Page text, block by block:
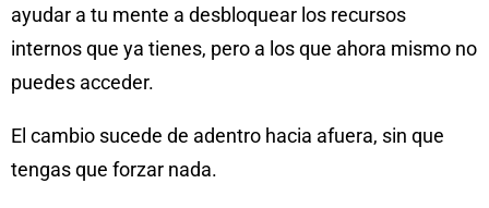
ayudar a tu mente a desbloquear los recursos
internos que ya tienes, pero a los que ahora mismo no
puedes acceder.
El cambio sucede de adentro hacia afuera, sin que
tengas que forzar nada.